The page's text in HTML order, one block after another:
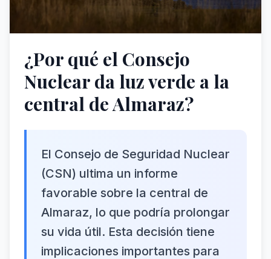
¿Por qué el Consejo
Nuclear da luz verde a la
central de Almaraz?
El Consejo de Seguridad Nuclear
(CSN) ultima un informe
favorable sobre la central de
Almaraz, lo que podría prolongar
su vida útil. Esta decisión tiene
implicaciones importantes para